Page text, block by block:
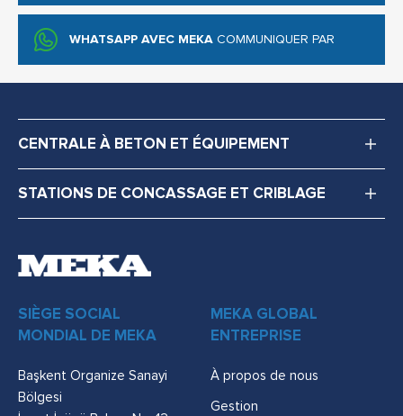
WHATSAPP AVEC MEKA COMMUNIQUER PAR
CENTRALE À BETON ET ÉQUIPEMENT
STATIONS DE CONCASSAGE ET CRIBLAGE
SIÈGE SOCIAL
MONDIAL DE MEKA
Başkent Organize Sanayi
Bölgesi
MEKA GLOBAL
ENTREPRISE
À propos de nous
Gestion